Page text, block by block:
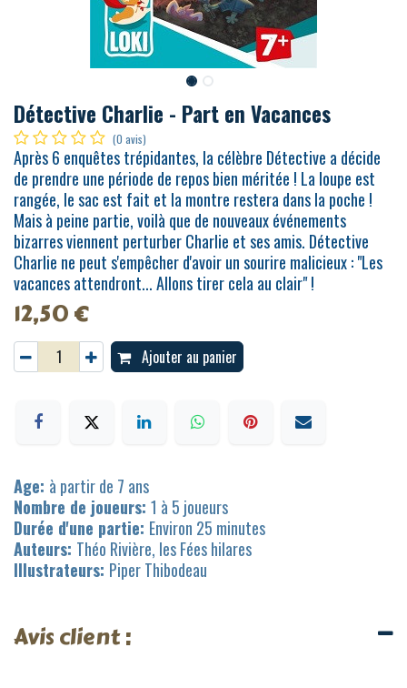
Détective Charlie - Part en Vacances
(0 avis)
Après 6 enquêtes trépidantes, la célèbre Détective a décide
de prendre une période de repos bien méritée ! La loupe est
rangée, le sac est fait et la montre restera dans la poche !
Mais à peine partie, voilà que de nouveaux événements
bizarres viennent perturber Charlie et ses amis. Détective
Charlie ne peut s'empêcher d'avoir un sourire malicieux : "Les
vacances attendront... Allons tirer cela au clair" !
12,50€
Ajouter au panier
Age: à partir de 7 ans
Nombre de joueurs: 1 à 5 joueurs
Durée d'une partie: Environ 25 minutes
Auteurs: Théo Rivière, les Fées hilares
Illustrateurs: Piper Thibodeau
Avis client :